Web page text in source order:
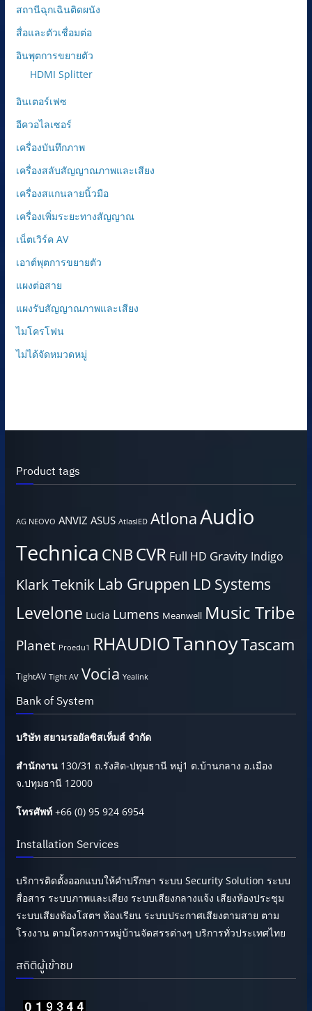
สถานีฉุกเฉินติดผนัง
สื่อและตัวเชื่อมต่อ
อินพุตการขยายตัว
HDMI Splitter
อินเตอร์เฟซ
อีควอไลเซอร์
เครื่องบันทึกภาพ
เครื่องสลับสัญญาณภาพและเสียง
เครื่องสแกนลายนิ้วมือ
เครื่องเพิ่มระยะทางสัญญาณ
เน็ตเวิร์ค AV
เอาต์พุตการขยายตัว
แผงต่อสาย
แผงรับสัญญาณภาพและเสียง
ไมโครโฟน
ไม่ได้จัดหมวดหมู่
Product tags
AG NEOVO ANVIZ ASUS AtlasIED AtlonaAudio
Technica CNBCVR Full HD Gravity Indigo
Klark Teknik Lab Gruppen LD Systems
Levelone Lucia Lumens Meanwell Music Tribe
Planet Proedu1 RHAUDIOTannoyTascam
TightAV Tight AV Vocia Yealink
Bank of System
บริษัท สยามรอยัลซิสเท็มส์ จำกัด
สำนักงาน130/31 ถ.รังสิต-ปทุมธานี หมู่1 ต.บ้านกลาง อ.เมือง
จ.ปทุมธานี 12000
โทรศัพท์+66 (0) 95 924 6954
Installation Services
บริการติดตั้งออกแบบให้คำปรึกษา ระบบ Security Solution ระบบ
สื่อสาร ระบบภาพและเสียง ระบบเสียงกลางแจ้ง เสียงห้องประชุม
ระบบเสียงห้องโสตฯ ห้องเรียน ระบบประกาศเสียงตามสาย ตาม
โรงงาน ตามโครงการหมู่บ้านจัดสรรต่างๆ บริการทั่วประเทศไทย
สถิติผู้เข้าชม